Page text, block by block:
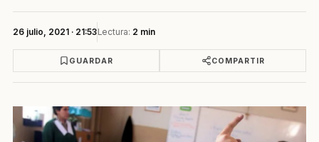
26 julio, 2021 · 21:53Lectura: 2 min
GUARDAR COMPARTIR